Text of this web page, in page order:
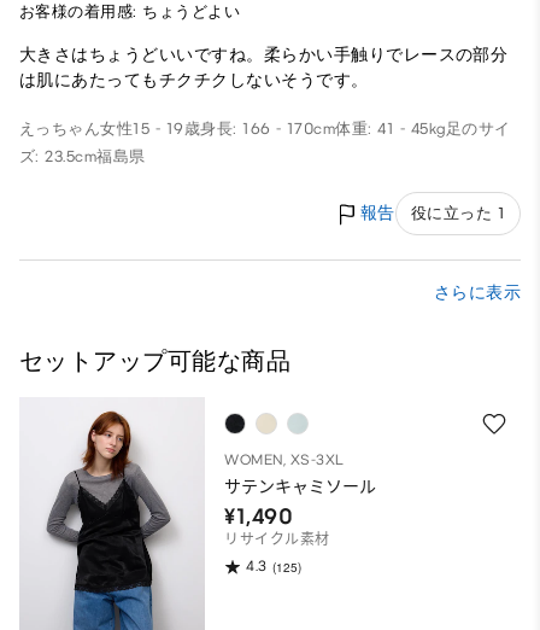
お客様の着用感: ちょうどよい
大きさはちょうどいいですね。柔らかい手触りでレースの部分
は肌にあたってもチクチクしないそうです。
えっちゃん女性15 - 19歳身長: 166 - 170cm体重: 41 - 45kg 足のサイ
ズ: 23.5cm福島県
報告 役に立った 1
さらに表示
セットアップ可能な商品
WOMEN, XS-3XL
サテンキャミソール
¥1,490
リサイクル素材
4.3 (125)